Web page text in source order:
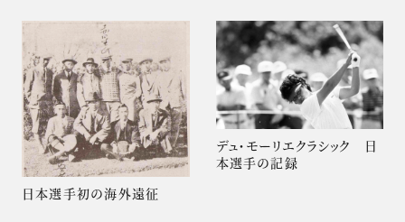
日本選手初の海外遠征
デュ・モーリエクラシック 日
本選手の記録